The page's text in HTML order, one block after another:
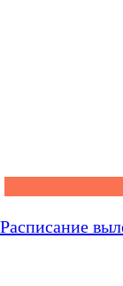
Расписание